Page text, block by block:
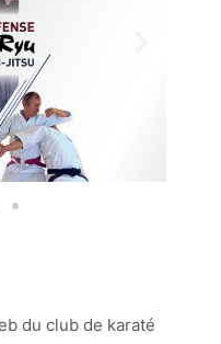
du club de karaté